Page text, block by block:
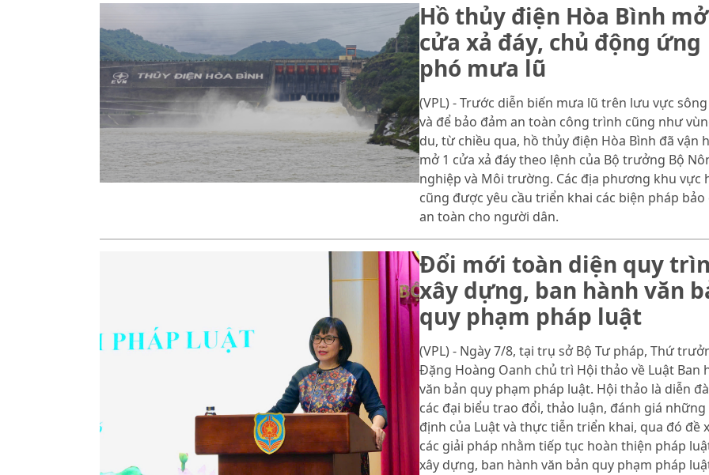
Hồ thủy điện Hòa Bình mở
cửa xả đáy, chủ động ứng
phó mưa lũ
(VPL) - Trước diễn biến mưa lũ trên lưu vực
và để bảo đảm an toàn công trình cũng như
du, từ chiều qua, hồ thủy điện Hòa Bình đã vận
mở 1 cửa xả đáy theo lệnh của Bộ trưởng Bộ
nghiệp và Môi trường. Các địa phương khu vực
cũng được yêu cầu triển khai các biện pháp bảo
an toàn cho người dân.
Đổi mới toàn diện quy
xây dựng, ban hành văn
quy phạm pháp luật
(VPL) - Ngày 7/8, tại trụ sở Bộ Tư pháp, Thứ
Đặng Hoàng Oanh chủ trì Hội thảo về Luật Ban
văn bản quy phạm pháp luật. Hội thảo là diễn
các đại biểu trao đổi, thảo luận, đánh giá những
định của Luật và thực tiễn triển khai, qua đó đề
các giải pháp nhằm tiếp tục hoàn thiện pháp
xây dựng, ban hành văn bản quy phạm pháp